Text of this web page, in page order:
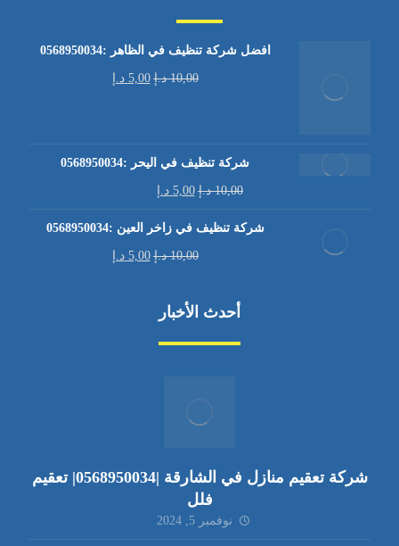
افضل شركة تنظيف في الظاهر :0568950034
10,00 د.إ 5,00 د.إ
شركة تنظيف في اليحر :0568950034
10,00 د.إ 5,00 د.إ
شركة تنظيف في زاخر العين :0568950034
10,00 د.إ 5,00 د.إ
أحدث الأخبار
شركة تعقيم منازل في الشارقة |0568950034| تعقيم
فلل
نوفمبر 5, 2024